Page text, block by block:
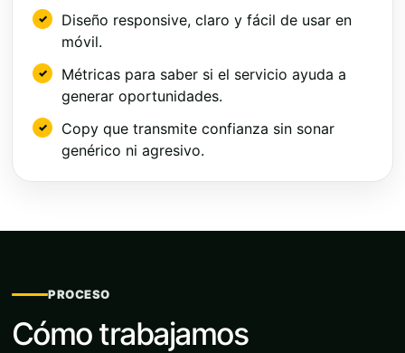
Diseño responsive, claro y fácil de usar en
móvil.
Métricas para saber si el servicio ayuda a
generar oportunidades.
Copy que transmite confianza sin sonar
genérico ni agresivo.
PROCESO
Cómo trabajamos